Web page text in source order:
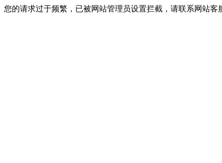
您的请求过于频繁，已被网站管理员设置拦截，请联系网站客